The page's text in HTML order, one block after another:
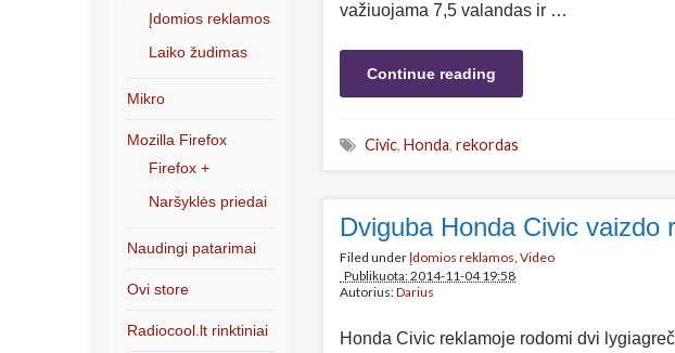
važiuojama 7,5 valandas ir …
Continue reading
Civic, Honda, rekordas
Dviguba Honda Civic vaizdo
Filed under Įdomios reklamos, Video
Publikuota: 2014-11-04 19:58
Autorius:Darius
Honda Civic reklamoje rodomi dvi
Įdomios reklamos
Laiko žudimas
Mikro
Mozilla Firefox
Firefox +
Naršyklės priedai
Naudingi patarimai
Ovi store
Radiocool.lt rinktiniai